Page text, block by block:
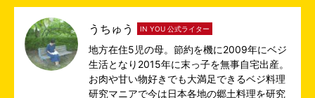
うちゅう IN YOU 公式ライター
地方在住5児の母。節約を機に2009年にベジ
生活となり2015年に末っ子を無事自宅出産。
お肉や甘い物好きでも大満足できるベジ料理
研究マニアで今は日本各地の郷土料理を研究